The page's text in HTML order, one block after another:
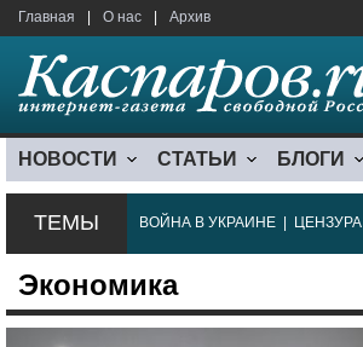
Главная О нас Архив
НОВОСТИ СТАТЬИ БЛОГИ
ТЕМЫ ВОЙНА В УКРАИНЕ ЦЕНЗУРА
Экономика